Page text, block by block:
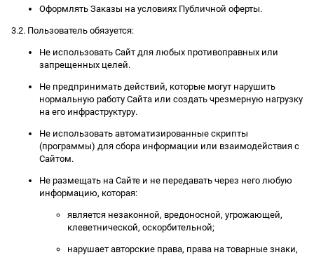
Оформлять Заказы на условиях Публичной оферты.
3.2. Пользователь обязуется:
Не использовать Сайт для любых противоправных или
запрещенных целей.
Не предпринимать действий, которые могут нарушить
нормальную работу Сайта или создать чрезмерную нагрузку
на его инфраструктуру.
Не использовать автоматизированные скрипты
(программы) для сбора информации или взаимодействия с
Сайтом.
Не размещать на Сайте и не передавать через него любую
информацию, которая:
является незаконной, вредоносной, угрожающей,
клеветнической, оскорбительной;
нарушает авторские права, права на товарные знаки,